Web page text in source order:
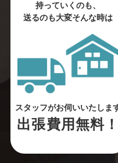
持っていくのも、
送るのも大変そんな時は
スタッフがお伺いいたしま
出張費用無料！